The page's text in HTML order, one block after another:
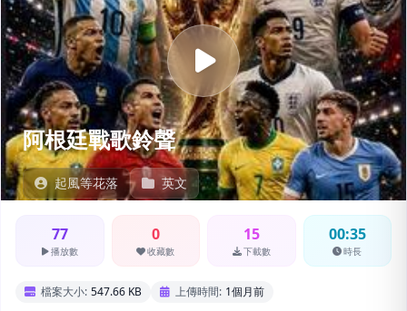
阿根廷戰歌鈴聲
起風等花落 英文
77
播放數
0
收藏數
15
下載數
00:35
時長
檔案大小: 547.66 KB 上傳時間: 1個月前